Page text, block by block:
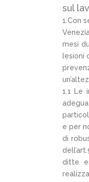
sul
1.Con
mesi
lesioni
1.1 Le
e per
di
ditte